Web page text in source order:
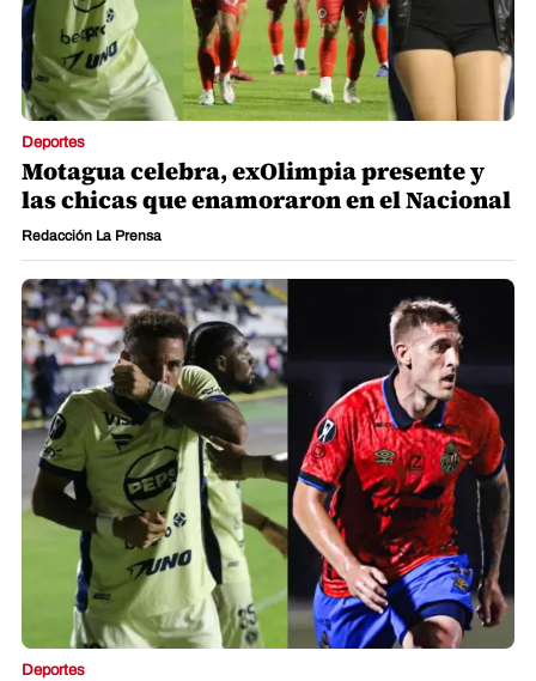
Deportes
Motagua celebra, exOlimpia presente y
las chicas que enamoraron en el Nacional
Redacción La Prensa
Deportes